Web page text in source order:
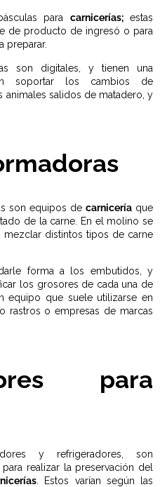
para carnicerías;estas
de producto de ingresó o para
preparar.
son digitales, y tienen una
soportar los cambios de
salidos de matadero, y
son equipos de carnicería que
de la carne. En el molino se
distintos tipos de carne
forma a los embutidos, y
los grosores de cada una de
equipo que suele utilizarse en
rastros o empresas de marcas
para
y refrigeradores, son
realizar la preservación del
. Estos varían según las